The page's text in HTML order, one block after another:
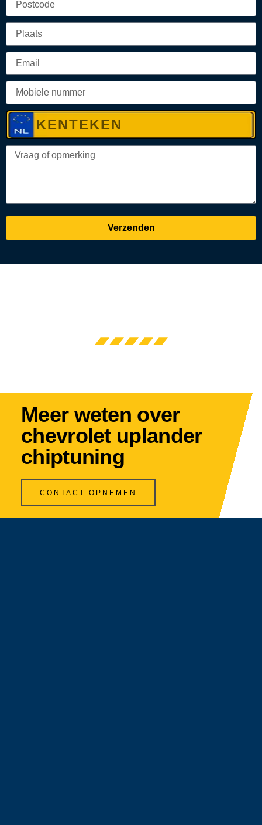
Verzenden
Meer weten over
chevrolet uplander
chiptuning
CONTACT OPNEMEN